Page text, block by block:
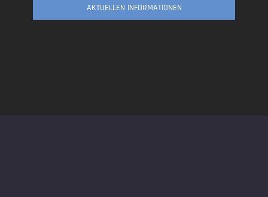
AKTUELLEN INFORMATIONEN